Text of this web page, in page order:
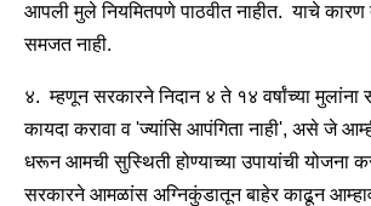
आपली मुले नियमितपणे पाठवीत नाहीत. याचे कारण
समजत नाही.
४. म्हणून सरकारने निदान ४ ते १४ वर्षांच्या मुलांना
कायदा करावा व 'ज्यांसि आपंगिता नाही', असे जे
धरून आमची सुस्थिती होण्याच्या उपायांची योजना
सरकारने आमळांस अग्निकुंडातून बाहेर काढून